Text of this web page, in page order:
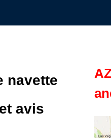
navette
avis